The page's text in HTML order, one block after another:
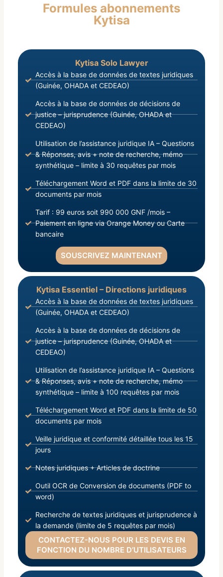
Formules abonnements
Kytisa
Kytisa Solo Lawyer
Accès à la base de données de textes juridiques
(Guinée, OHADA et CEDEAO)
Accès à la base de données de décisions de
justice – jurisprudence (Guinée, OHADA et
CEDEAO)
Utilisation de l’assistance juridique IA – Questions
& Réponses, avis + note de recherche, mémo
synthétique – limite à 30 requêtes par mois
Téléchargement Word et PDF dans la limite de 30
documents par mois
Tarif : 99 euros soit 990 000 GNF /mois –
Paiement en ligne via Orange Money ou Carte
bancaire
SOUSCRIVEZ MAINTENANT
Kytisa Essentiel – Directions juridiques
Accès à la base de données de textes juridiques
(Guinée, OHADA et CEDEAO)
Accès à la base de données de décisions de
justice – jurisprudence (Guinée, OHADA et
CEDEAO)
Utilisation de l’assistance juridique IA – Questions
& Réponses, avis + note de recherche, mémo
synthétique – limite à 100 requêtes par mois
Téléchargement Word et PDF dans la limite de 50
documents par mois
Veille juridique et conformité détaillée tous les 15
jours
Notes juridiques + Articles de doctrine
Outil OCR de Conversion de documents (PDF to
word)
Recherche de textes juridiques et jurisprudence à
la demande (limite de 5 requêtes par mois)
CONTACTEZ-NOUS POUR LES DEVIS EN
FONCTION DU NOMBRE D’UTILISATEURS